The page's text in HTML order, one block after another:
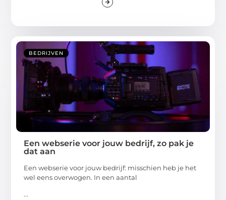
BEDRIJVEN
Een webserie voor jouw bedrijf, zo pak je
dat aan
Een webserie voor jouw bedrijf: misschien heb je het
wel eens overwogen. In een aantal
...